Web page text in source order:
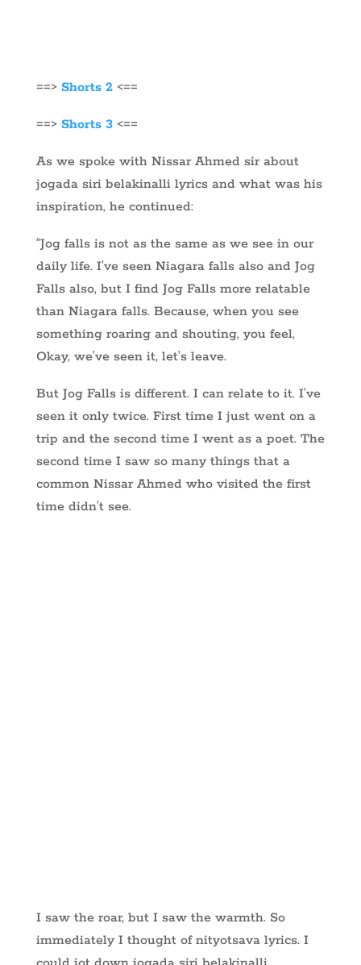
==> Shorts 2<==
==> Shorts 3<==
As we spoke with Nissar Ahmed sir about
jogada siri belakinalli lyrics and what was his
inspiration, he continued:
“Jog falls is not as the same as we see in our
daily life. I’ve seen Niagara falls also and Jog
Falls also, but I find Jog Falls more relatable
than Niagara falls. Because, when you see
something roaring and shouting, you feel,
Okay, we’ve seen it, let’s leave.
But Jog Falls is different. I can relate to it. I’ve
seen it only twice. First time I just went on a
trip and the second time I went as a poet. The
second time I saw so many things that a
common Nissar Ahmed who visited the first
time didn’t see.
I saw the roar, but I saw the warmth. So
immediately I thought of nityotsava lyrics. I